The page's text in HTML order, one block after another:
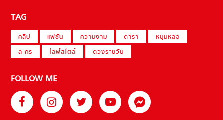
TAG
คลิป แฟชั่น ความงาม ดารา
หนุ่มหล่อ
ละคร
ไลฟ์สไตล์ ดวงรายวัน
FOLLOW ME